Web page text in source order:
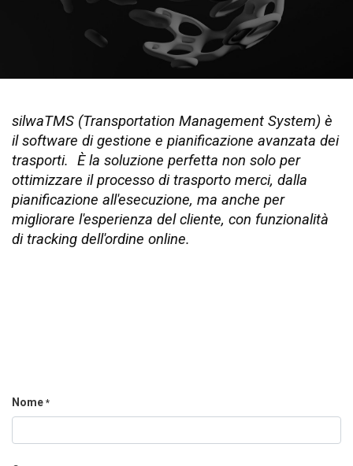
silwaTMS (Transportation Management System) è
il software di gestione e pianificazione avanzata dei
trasporti. È la soluzione perfetta non solo per
ottimizzare il processo di trasporto merci, dalla
pianificazione all'esecuzione, ma anche per
migliorare l'esperienza del cliente, con funzionalità
di tracking dell'ordine online.
Nome *